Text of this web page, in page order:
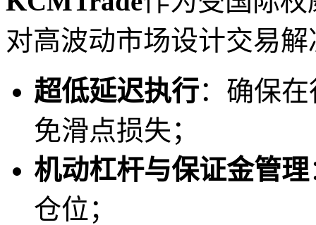
对高波动市场设计交易
超低延迟执行：确保
免滑点损失；
机动杠杆与保证金管理
仓位；